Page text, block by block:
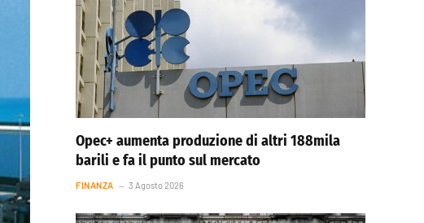
Opec+ aumenta produzione di altri 188mila
barili e fa il punto sul mercato
FINANZA 3 Agosto 2026